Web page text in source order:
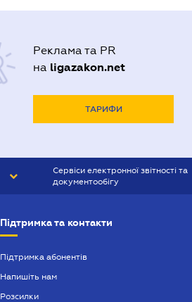
Реклама та PR
на ligazakon.net
ТАРИФИ
Сервіси електронної звітності та
документообігу
Підтримка та контакти
Підтримка абонентів
Напишіть нам
Розсилки